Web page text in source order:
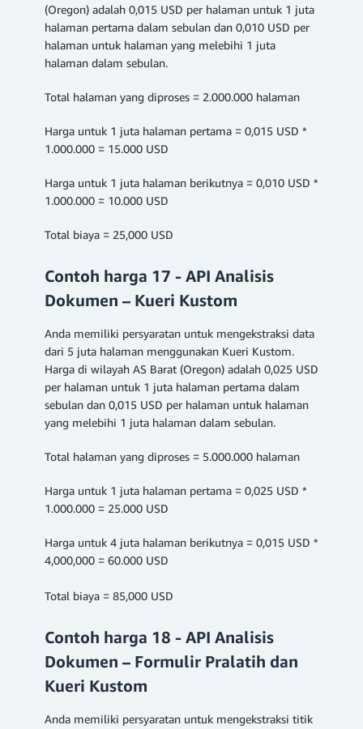
(Oregon) adalah 0,015 USD per halaman untuk 1 juta
halaman pertama dalam sebulan dan 0,010 USD per
halaman untuk halaman yang melebihi 1 juta
halaman dalam sebulan.
Total halaman yang diproses = 2.000.000 halaman
Harga untuk 1 juta halaman pertama = 0,015 USD *
1.000.000 = 15.000 USD
Harga untuk 1 juta halaman berikutnya = 0,010 USD *
1.000.000 = 10.000 USD
Total biaya = 25,000 USD
Contoh harga 17 - API Analisis
Dokumen – Kueri Kustom
Anda memiliki persyaratan untuk mengekstraksi data
dari 5 juta halaman menggunakan Kueri Kustom.
Harga di wilayah AS Barat (Oregon) adalah 0,025 USD
per halaman untuk 1 juta halaman pertama dalam
sebulan dan 0,015 USD per halaman untuk halaman
yang melebihi 1 juta halaman dalam sebulan.
Total halaman yang diproses = 5.000.000 halaman
Harga untuk 1 juta halaman pertama = 0,025 USD *
1.000.000 = 25.000 USD
Harga untuk 4 juta halaman berikutnya = 0,015 USD *
4,000,000 = 60.000 USD
Total biaya = 85,000 USD
Contoh harga 18 - API Analisis
Dokumen – Formulir Pralatih dan
Kueri Kustom
Anda memiliki persyaratan untuk mengekstraksi titik